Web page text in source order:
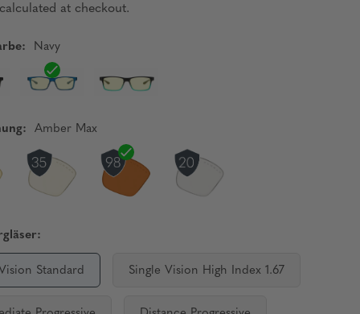
at checkout.
Navy
Amber Max
Standard Single Vision High Index 1.67